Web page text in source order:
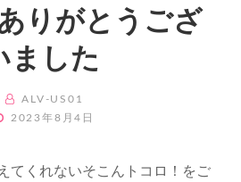
りがとうござ
ました
BY
ALV-US01
2023年8月4日
てくれないそこんトコロ！をご